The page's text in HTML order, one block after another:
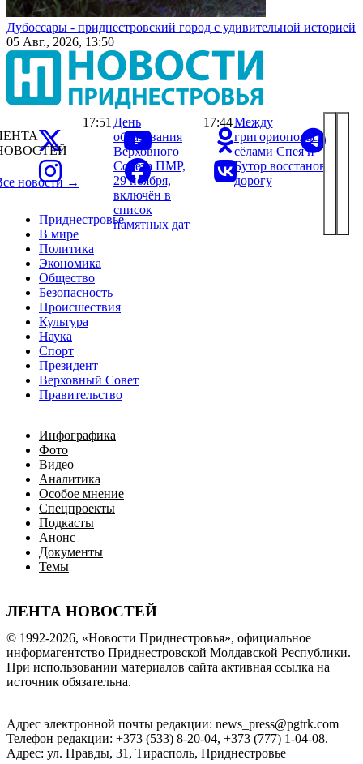
Дубоссары - приднестровский город с удивительной историей
05 Авг., 2026, 13:50
Приднестровье
В мире
Политика
Экономика
Общество
Безопасность
Происшествия
Культура
Наука
Спорт
Президент
Верховный Совет
Правительство
Инфографика
Фото
Видео
Аналитика
Особое мнение
Спецпроекты
Подкасты
Анонс
Документы
Темы
ЛЕНТА НОВОСТЕЙ
новости →
17:51 День
образования
Верховного
Совета ПМР,
29 ноября,
включён в
список
памятных дат
17:44Между
григориопольскими
сёлами Спея и
Бутор восстановили
дорогу
© 1992-2026, «Новости Приднестровья», официальное
информагентство Приднестровской Молдавской Республики.
При использовании материалов сайта активная ссылка на
источник обязательна.
Адрес электронной почты редакции: news_press@pgtrk.com
Телефон редакции: +373 (533) 8-20-04, +373 (777) 1-04-08.
Адрес: ул. Правды, 31, Тирасполь, Приднестровье